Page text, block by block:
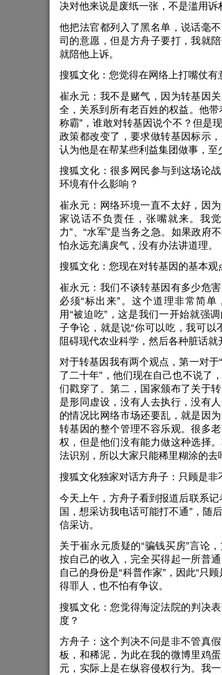
决对他来说是废纸一张，不是滥用诉
他把法官都列入了黑名单，说话毫
司的意愿，但是方舟子要打，我就
就陪他上诉。
搜狐文化：您觉得在网络上打嘴仗有
崔永元：我不是赌气，因为转基因
全，关系到所有老百姓的权益。他带
称霸”，谁敢对转基因说个不？但是
政策都改变了，要求做转基因标示
认为他是在帮某些利益集团做事，至
搜狐文化：很多网民参与到这场论
环境有什么影响？
崔永元：网络环境一直不太好，因
家说话不负责任，张嘴就来。我
力”、“水军”是当务之急。如果政府
怕永远充满戾气，没有办法讲道理。
搜狐文化：您现在对转基因的基本观
崔永元：我们不谈转基因有多少危
必须“标出来”。这个道理非常简
用“被迫吃”，这是我们一开始就强
子争论，就是说“你可以吃，我可以
阻碍现代农业科学，然后各种脏话就
对于转基因我有两个观点，第一对于
了二十年”，他们现在自己也不说了
们戳穿了。第二，国家颁布了关于
是形同虚设，没有人去执行，没有
的情况比网络市场还要乱，就是因
转基因的整个管理不容乐观。很多
权，但是他们没有能力做这种选择
法识别，所以大家只能稀里糊涂的去
搜狐文化独家对话方舟子：只顾是非
今天上午，方舟子看到报道后联系记
国，想采访我电话可能打不通”，随
信采访。
关于崔永元质疑的“骗钱买房”言论
按自己的收入，完全买得起一所普
自己的身份是“科普作家”，因此“只
得罪人，也不怕有争议。
搜狐文化：您觉得海淀法院的判决
度？
方舟子：这个判决不问是非不管真
板，和稀泥，为此在我的微博里鸡
元，实际上是在纵容侵权行为。我